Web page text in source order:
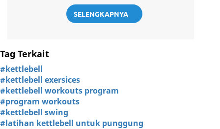
SELENGKAPNYA
Tag Terkait
#kettlebell
#kettlebell exersices
#kettlebell workouts program
#program workouts
#kettlebell swing
#latihan kettlebell untuk punggung